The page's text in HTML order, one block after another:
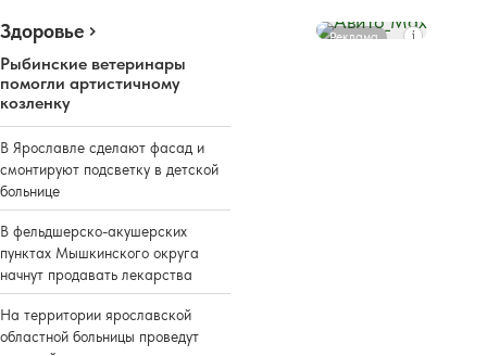
Здоровье
Рыбинские ветеринары
помогли артистичному
козленку
В Ярославле сделают фасад и
смонтируют подсветку в детской
больнице
В фельдшерско-акушерских
пунктах Мышкинского округа
начнут продавать лекарства
На территории ярославской
областной больницы проведут
Реклама